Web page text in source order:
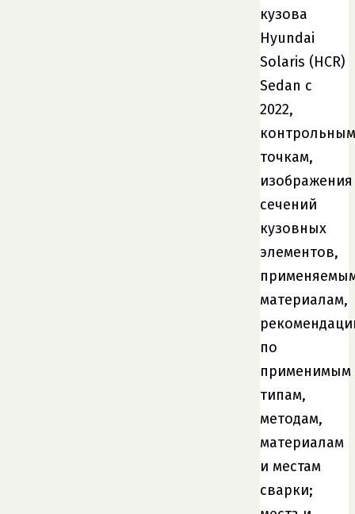
кузова
Hyundai
Solaris (HCR)
Sedan с
2022,
контрольным
точкам,
изображения
сечений
кузовных
элементов,
материалам,
по
применимым
типам,
методам,
материалам
и местам
сварки;